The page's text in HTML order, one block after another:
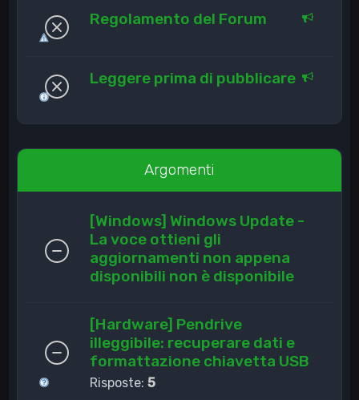
Regolamento del Forum
Leggere prima di pubblicare
Argomenti
[Windows] Windows Update -
La voce ottieni gli
aggiornamenti non appena
disponibili non è disponibile
[Hardware] Pendrive
illeggibile: recuperare dati e
formattazione chiavetta USB
Risposte:5